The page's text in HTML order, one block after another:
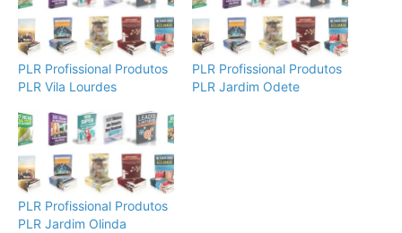
PLR Profissional Produtos
PLR Vila Lourdes
PLR Profissional Produtos
PLR Jardim Odete
PLR Profissional Produtos
PLR Jardim Olinda